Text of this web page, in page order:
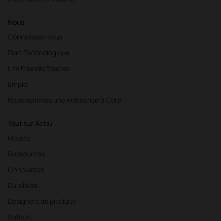
Nous
Connaissez-nous
Parc Technologique
Life Friendly Spaces
Emploi
Nous sommes une entreprise B Corp
Tout sur Actiu
Projets
Ressources
L'innovation
Durabilité
Designers de produits
Auteurs